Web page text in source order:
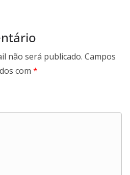
não será publicado. Campos
com *